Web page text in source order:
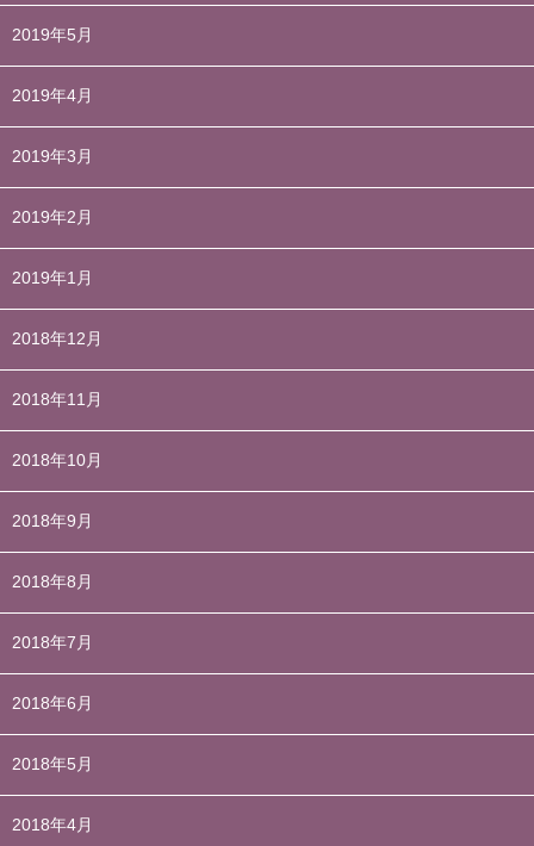
2019年5月
2019年4月
2019年3月
2019年2月
2019年1月
2018年12月
2018年11月
2018年10月
2018年9月
2018年8月
2018年7月
2018年6月
2018年5月
2018年4月